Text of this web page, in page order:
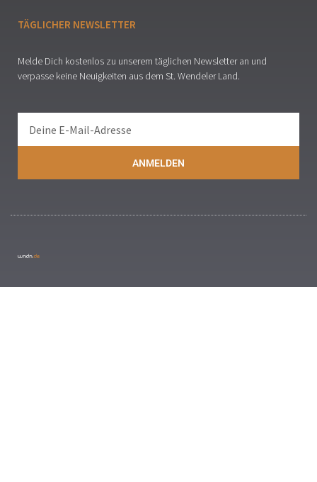
TÄGLICHER NEWSLETTER
Melde Dich kostenlos zu unserem täglichen Newsletter an und
verpasse keine Neuigkeiten aus dem St. Wendeler Land.
ANMELDEN